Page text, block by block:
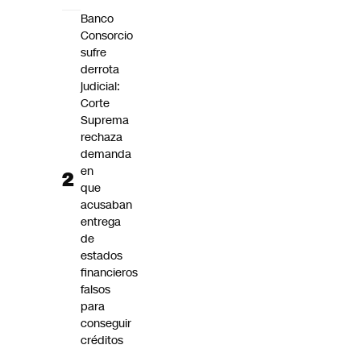
Banco
Consorcio
sufre
derrota
judicial:
Corte
Suprema
rechaza
demanda
en
que
acusaban
entrega
de
estados
financieros
falsos
para
conseguir
créditos